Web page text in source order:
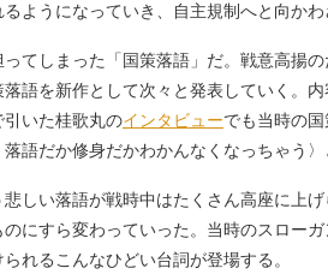
ようになっていき、自主規制へと向かわ
てしまった「国策落語」だ。戦意高揚
語を新作として次々と発表していく。内
いた桂歌丸のインタビューでも当時の
語だか修身だかわかんなくなっちゃう〉
しい落語が戦時中はたくさん高座に上
にすら変わっていった。当時のスロー
れるこんなひどい台詞が登場する。